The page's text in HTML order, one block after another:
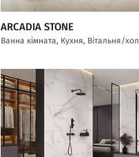
ARCADIA STONE
Ванна кімната, Кухня, Вітальня/хол